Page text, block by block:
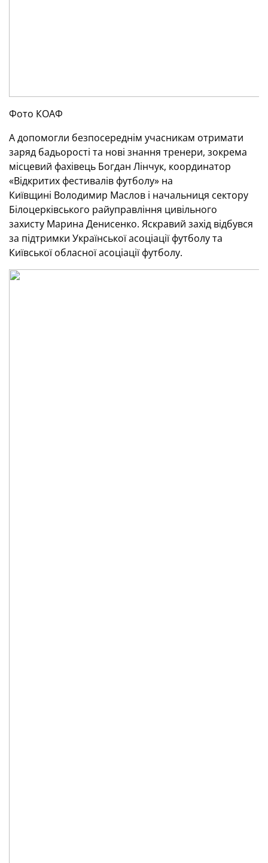
Фото КОАФ
А допомогли безпосереднім учасникам отримати
заряд бадьорості та нові знання тренери, зокрема
місцевий фахівець Богдан Лінчук, координатор
«Відкритих фестивалів футболу» на
Київщині Володимир Маслов і начальниця сектору
Білоцерківського райуправління цивільного
захисту Марина Денисенко. Яскравий захід відбувся
за підтримки Української асоціації футболу та
Київської обласної асоціації футболу.